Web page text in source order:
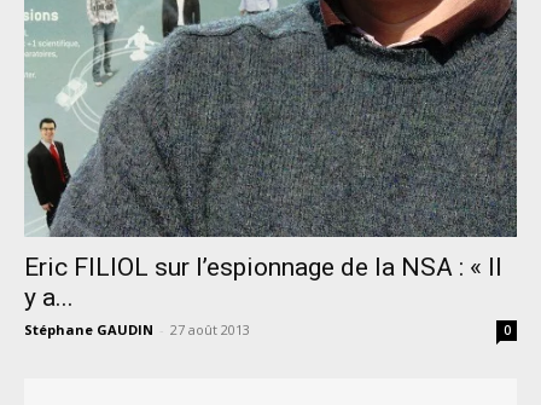
Eric FILIOL sur l’espionnage de la NSA : « Il
y a...
Stéphane GAUDIN - 27 août 2013 0